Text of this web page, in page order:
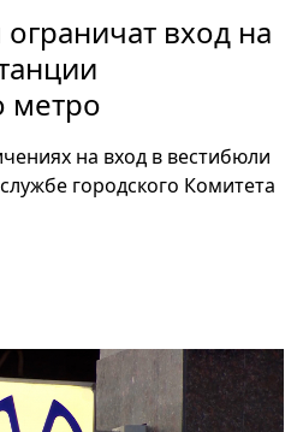
вход на
метро
на вход в вестибюли
городского Комитета